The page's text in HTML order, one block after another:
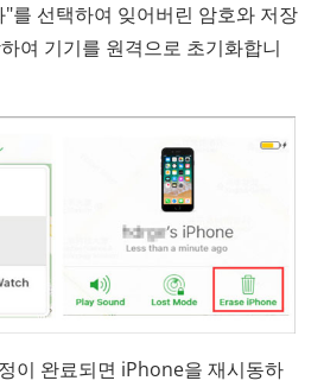
를 선택하여 잊어버린 암호와 저장
여 기기를 원격으로 초기화합니
이 완료되면 iPhone을 재시동하